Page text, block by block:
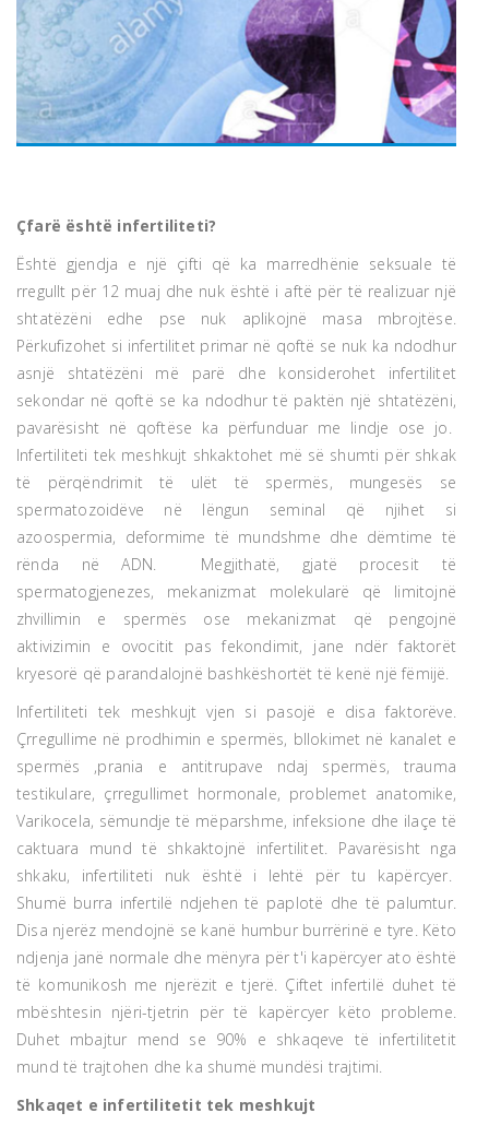
Çfarë është infertiliteti?
Është gjendja e një çifti që ka marredhënie seksuale të
rregullt për 12 muaj dhe nuk është i aftë për të realizuar një
shtatëzëni edhe pse nuk aplikojnë masa mbrojtëse.
Përkufizohet si infertilitet primar në qoftë se nuk ka ndodhur
asnjë shtatëzëni më parë dhe konsiderohet infertilitet
sekondar në qoftë se ka ndodhur të paktën një shtatëzëni,
pavarësisht në qoftëse ka përfunduar me lindje ose jo.
Infertiliteti tek meshkujt shkaktohet më së shumti për shkak
të përqëndrimit të ulët të spermës, mungesës se
spermatozoidëve në lëngun seminal që njihet si
azoospermia, deformime të mundshme dhe dëmtime të
rënda në ADN. Megjithatë, gjatë procesit të
spermatogjenezes, mekanizmat molekularë që limitojnë
zhvillimin e spermës ose mekanizmat që pengojnë
aktivizimin e ovocitit pas fekondimit, jane ndër faktorët
kryesorë që parandalojnë bashkëshortët të kenë një fëmijë.
Infertiliteti tek meshkujt vjen si pasojë e disa faktorëve.
Çrregullime në prodhimin e spermës, bllokimet në kanalet e
spermës ,prania e antitrupave ndaj spermës, trauma
testikulare, çrregullimet hormonale, problemet anatomike,
Varikocela, sëmundje të mëparshme, infeksione dhe ilaçe të
caktuara mund të shkaktojnë infertilitet. Pavarësisht nga
shkaku, infertiliteti nuk është i lehtë për tu kapërcyer.
Shumë burra infertilë ndjehen të paplotë dhe të palumtur.
Disa njerëz mendojnë se kanë humbur burrërinë e tyre. Këto
ndjenja janë normale dhe mënyra për t'i kapërcyer ato është
të komunikosh me njerëzit e tjerë. Çiftet infertilë duhet të
mbështesin njëri-tjetrin për të kapërcyer këto probleme.
Duhet mbajtur mend se 90% e shkaqeve të infertilitetit
mund të trajtohen dhe ka shumë mundësi trajtimi.
Shkaqet e infertilitetit tek meshkujt